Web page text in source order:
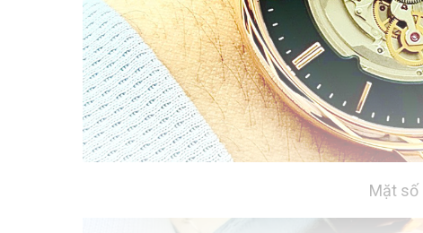
Mặt số